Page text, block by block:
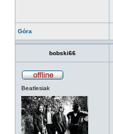
Góra
bobski66
Beatlesiak